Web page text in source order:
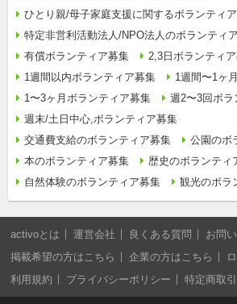
ひとり親/母子家庭支援に関するボランティ
特定非営利活動法人/NPO法人のボランティ
有償ボランティア募集
2,3日ボランティ
1週間以内ボランティア募集
1週間〜1ヶ
1〜3ヶ月ボランティア募集
週2〜3回ボ
週末/土日中心,ボランティア募集
交通費支給のボランティア募集
公園のボ
本のボランティア募集
歴史のボランティ
自然体験のボランティア募集
観光のボラ
activoとは 運営会社 良くある質問
お問
掲載希望の方はこちら
企業の方はこちら
利用規約
プライバシーポリシー 特定商取